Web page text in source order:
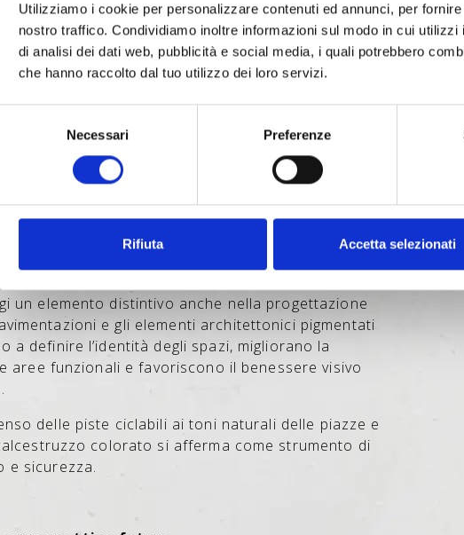
Utilizziamo i cookie per personalizzare contenuti ed annunci, per
nostro traffico. Condividiamo inoltre informazioni sul modo in cui
di analisi dei dati web, pubblicità e social media, i quali potrebbero
che hanno raccolto dal tuo utilizzo dei loro servizi.
Necessari Preferenze
Rifiuta Accetta selezionati
minerale rappresenta anche una scelta
il profilo ambientale.Gli ossidi di ferro, di
naturali impiegati nei processi produttivi
chimicamente stabili, atossici e compatibili con le
più restrittive.
in massa presenta una maggiore durabilità,
di sostituzioni e interventi correttivi: un
all’economia circolare e a un’edilizia più
degli spazi urbani
un elemento distintivo anche nella progettazione
e gli elementi architettonici pigmentati
a definire l’identità degli spazi, migliorano la
aree funzionali e favoriscono il benessere visivo
delle piste ciclabili ai toni naturali delle piazze e
colorato si afferma come strumento di
e sicurezza.